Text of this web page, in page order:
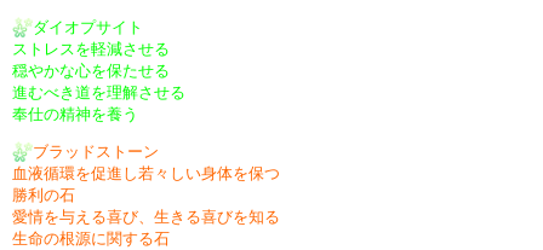
ダイオプサイト
ストレスを軽減させる
穏やかな心を保たせる
進むべき道を理解させる
奉仕の精神を養う
ブラッドストーン
血液循環を促進し若々しい身体を保つ
勝利の石
愛情を与える喜び、生きる喜びを知る
生命の根源に関する石